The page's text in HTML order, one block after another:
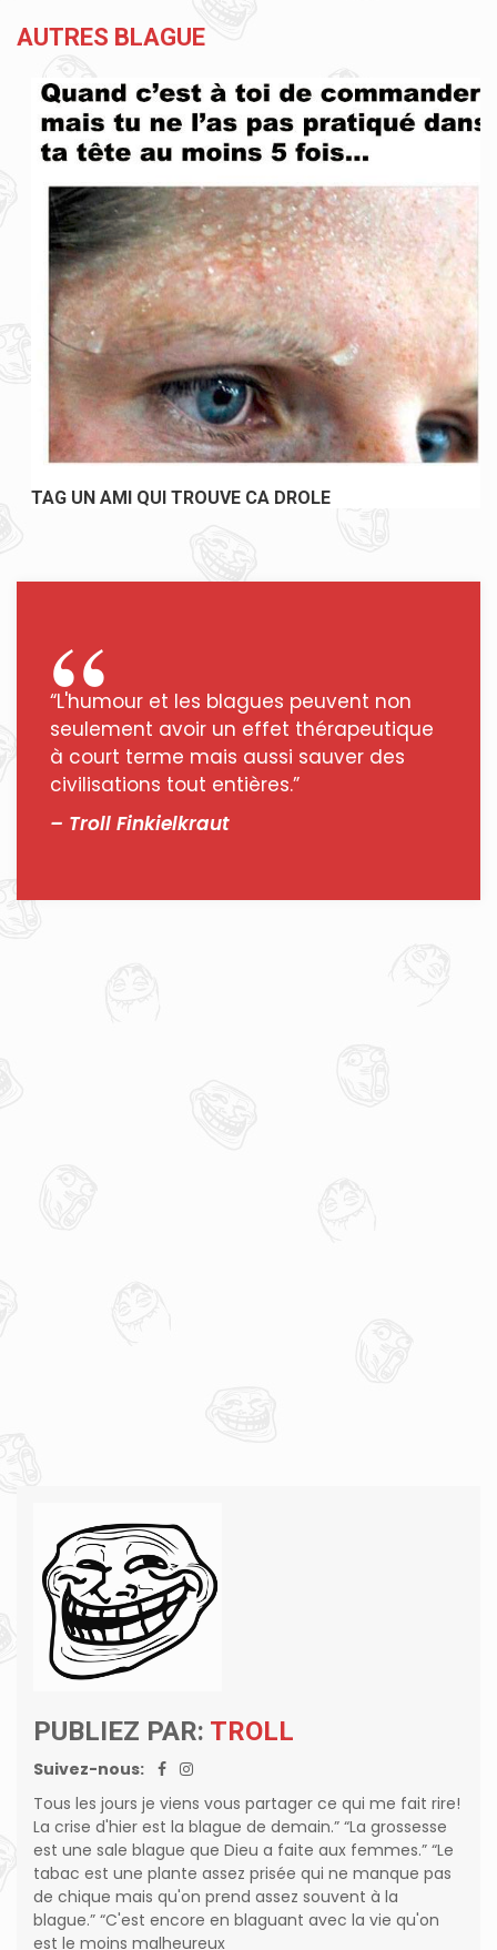
AUTRES BLAGUE
TAG UN AMI QUI TROUVE CA DROLE
“L'humour et les blagues peuvent non
seulement avoir un effet thérapeutique
à court terme mais aussi sauver des
civilisations tout entières.”
– Troll Finkielkraut
PUBLIEZ PAR: TROLL
Suivez-nous:
Tous les jours je viens vous partager ce qui me fait rire!
La crise d'hier est la blague de demain.” “La grossesse
est une sale blague que Dieu a faite aux femmes.” “Le
tabac est une plante assez prisée qui ne manque pas
de chique mais qu'on prend assez souvent à la
blague.” “C'est encore en blaguant avec la vie qu'on
est le moins malheureux